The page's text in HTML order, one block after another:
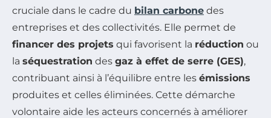
cruciale dans le cadre du bilan carbone des
entreprises et des collectivités. Elle permet de
financer des projets qui favorisent la réduction ou
la séquestration des gaz à effet de serre (GES),
contribuant ainsi à l’équilibre entre les émissions
produites et celles éliminées. Cette démarche
volontaire aide les acteurs concernés à améliorer